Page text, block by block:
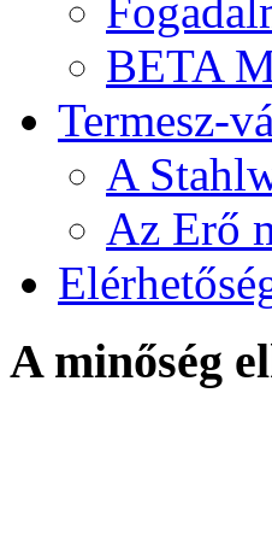
BETA
Termesz-
A
Az Erő
A minőség